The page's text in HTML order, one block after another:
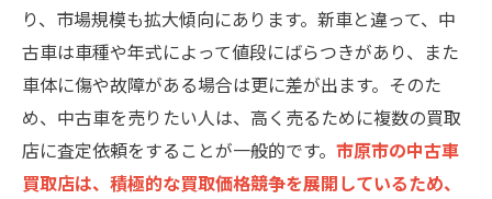
り、市場規模も拡大傾向にあります。新車と違って、中
古車は車種や年式によって値段にばらつきがあり、また
車体に傷や故障がある場合は更に差が出ます。そのた
め、中古車を売りたい人は、高く売るために複数の買取
店に査定依頼をすることが一般的です。 市原市の中古車
買取店は、積極的な買取価格競争を展開しているため、